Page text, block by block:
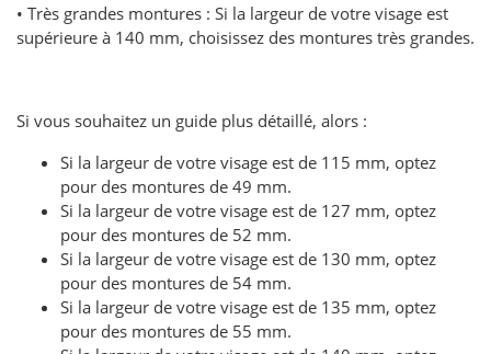
• Très grandes montures : Si la largeur de votre visage est
supérieure à 140 mm, choisissez des montures très grandes.
Si vous souhaitez un guide plus détaillé, alors :
Si la largeur de votre visage est de 115 mm, optez
pour des montures de 49 mm.
Si la largeur de votre visage est de 127 mm, optez
pour des montures de 52 mm.
Si la largeur de votre visage est de 130 mm, optez
pour des montures de 54 mm.
Si la largeur de votre visage est de 135 mm, optez
pour des montures de 55 mm.